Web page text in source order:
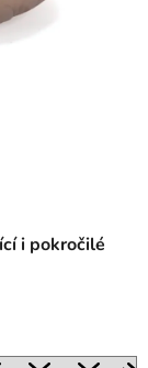
i pokročilé